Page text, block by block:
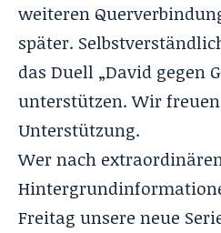
weiteren
später.
das Duell „David gegen
unterstützen. Wir
Unterstützung.
Wer nach
Freitag unsere neue